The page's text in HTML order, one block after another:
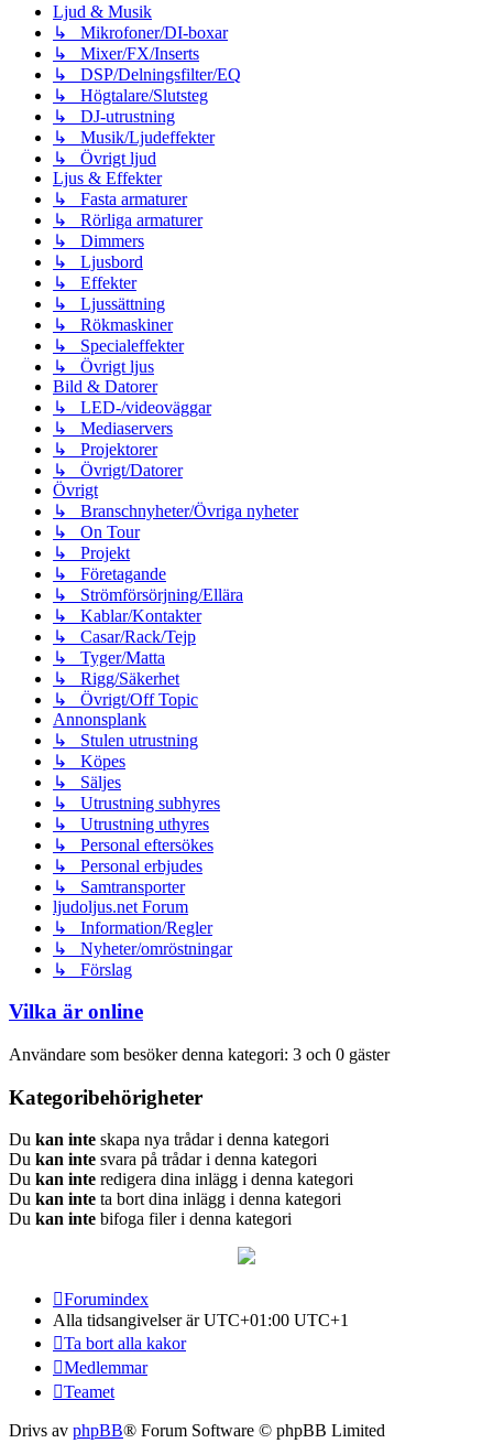
Ljud & Musik
↳ Mikrofoner/DI-boxar
↳ Mixer/FX/Inserts
↳ DSP/Delningsfilter/EQ
↳ Högtalare/Slutsteg
↳ DJ-utrustning
↳ Musik/Ljudeffekter
↳ Övrigt ljud
Ljus & Effekter
↳ Fasta armaturer
↳ Rörliga armaturer
↳ Dimmers
↳ Ljusbord
↳ Effekter
↳ Ljussättning
↳ Rökmaskiner
↳ Specialeffekter
↳ Övrigt ljus
Bild & Datorer
↳ LED-/videoväggar
↳ Mediaservers
↳ Projektorer
↳ Övrigt/Datorer
Övrigt
↳ Branschnyheter/Övriga nyheter
↳ On Tour
↳ Projekt
↳ Företagande
↳ Strömförsörjning/Ellära
↳ Kablar/Kontakter
↳ Casar/Rack/Tejp
↳ Tyger/Matta
↳ Rigg/Säkerhet
↳ Övrigt/Off Topic
Annonsplank
↳ Stulen utrustning
↳ Köpes
↳ Säljes
↳ Utrustning subhyres
↳ Utrustning uthyres
↳ Personal eftersökes
↳ Personal erbjudes
↳ Samtransporter
ljudoljus.net Forum
↳ Information/Regler
↳ Nyheter/omröstningar
↳ Förslag
Vilka är online
Användare som besöker denna kategori: 3 och 0 gäster
Kategoribehörigheter
Du kan inte skapa nya trådar i denna kategori
Du kan inte svara på trådar i denna kategori
Du kan inte redigera dina inlägg i denna kategori
Du kan inte ta bort dina inlägg i denna kategori
Du kan inte bifoga filer i denna kategori
Forumindex
Alla tidsangivelser är UTC+01:00 UTC+1
Ta bort alla kakor
Medlemmar
Teamet
Drivs av phpBB® Forum Software © phpBB Limited